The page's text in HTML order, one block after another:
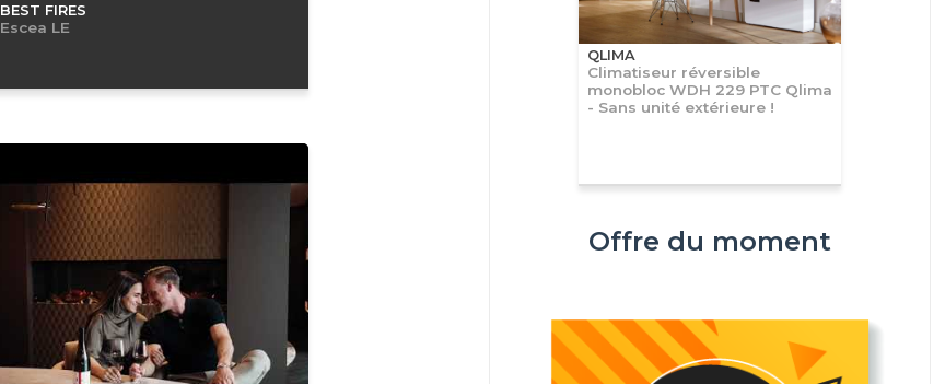
BEST FIRES
Escea LE
QLIMA
Climatiseur réversible
monobloc WDH 229 PTC Qlima
- Sans unité extérieure !
Offre du moment